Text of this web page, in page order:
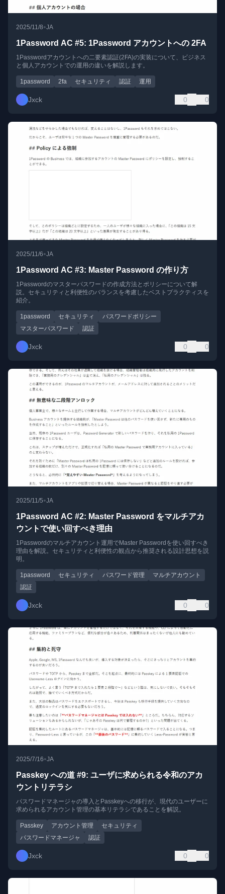
2025/11/8•JA
1Password AC #5: 1Password アカウントへの 2FA
1Passwordアカウントへの二要素認証(2FA)の実装について、ビジネス
と個人アカウントでの運用の違いを解説します。
1password 2fa セキュリティ 認証 運用
Jxck 0 0
2025/11/6•JA
1Password AC #3: Master Password の作り方
1Passwordのマスターパスワードの作成方法とポリシーについて解
説。セキュリティと利便性のバランスを考慮したベストプラクティスを
紹介。
1password セキュリティ
パスワードポリシー
マスターパスワード
認証
Jxck 0 0
2025/11/5•JA
1Password AC #2: Master Password をマルチアカ
ウントで使い回すべき理由
1Passwordのマルチアカウント運用でMaster Passwordを使い回すべき
理由を解説。セキュリティと利便性の観点から推奨される設計思想を説
明。
1password セキュリティ パスワード管理
マルチアカウント
認証
Jxck 0 0
2025/7/16•JA
Passkey への道 #9: ユーザに求められる令和のアカ
ウントリテラシ
パスワードマネージャの導入とPasskeyへの移行が、現代のユーザーに
求められるアカウント管理の基本リテラシであることを解説。
Passkey アカウント管理
セキュリティ
パスワードマネージャ
認証
Jxck 0 0